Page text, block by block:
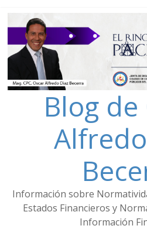
Blog
Información sobre
Estados Financieros y
Información